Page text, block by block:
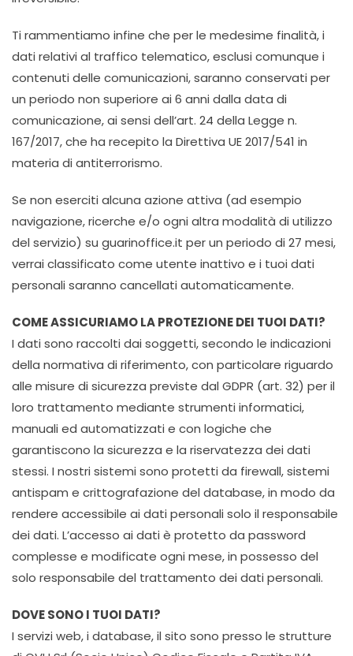
Ti rammentiamo infine che per le medesime finalità, i
dati relativi al traffico telematico, esclusi comunque i
contenuti delle comunicazioni, saranno conservati per
un periodo non superiore ai 6 anni dalla data di
comunicazione, ai sensi dell’art. 24 della Legge n.
167/2017, che ha recepito la Direttiva UE 2017/541 in
materia di antiterrorismo.
Se non eserciti alcuna azione attiva (ad esempio
navigazione, ricerche e/o ogni altra modalità di utilizzo
del servizio) su guarinoffice.it per un periodo di 27 mesi,
verrai classificato come utente inattivo e i tuoi dati
personali saranno cancellati automaticamente.
COME ASSICURIAMO LA PROTEZIONE DEI TUOI DATI?
I dati sono raccolti dai soggetti, secondo le indicazioni
della normativa di riferimento, con particolare riguardo
alle misure di sicurezza previste dal GDPR (art. 32) per il
loro trattamento mediante strumenti informatici,
manuali ed automatizzati e con logiche che
garantiscono la sicurezza e la riservatezza dei dati
stessi. I nostri sistemi sono protetti da firewall, sistemi
antispam e crittografazione del database, in modo da
rendere accessibile ai dati personali solo il responsabile
dei dati. L’accesso ai dati è protetto da password
complesse e modificate ogni mese, in possesso del
solo responsabile del trattamento dei dati personali.
DOVE SONO I TUOI DATI?
I servizi web, i database, il sito sono presso le strutture